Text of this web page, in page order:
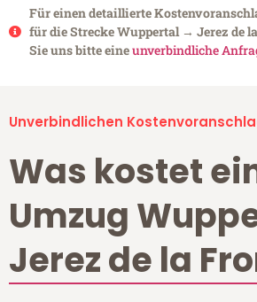
Für einen detaillierte
für die Strecke Wuppertal → Jerez de
Sie uns bitte eineunverbindliche
Unverbindlichen
Was kostet
Umzug
Jerez de la